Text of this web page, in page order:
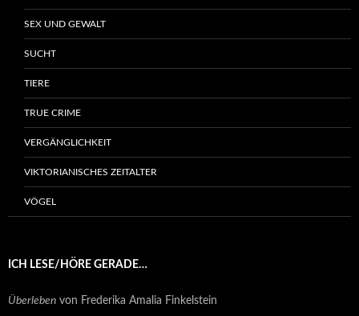
SEX UND GEWALT
SUCHT
TIERE
TRUE CRIME
VERGÄNGLICHKEIT
VIKTORIANISCHES ZEITALTER
VÖGEL
ICH LESE/HÖRE GERADE…
Überleben von Frederika Amalia Finkelstein